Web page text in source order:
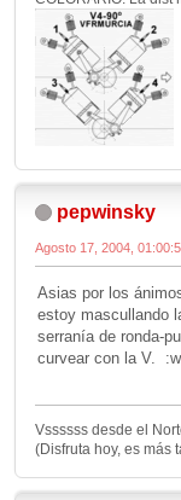
pepwinsky
Agosto 17, 2004,
Asias por los
estoy mascullando
serranía de ronda-
curvear con la V.
Vssssss desde el
(Disfruta hoy, es más